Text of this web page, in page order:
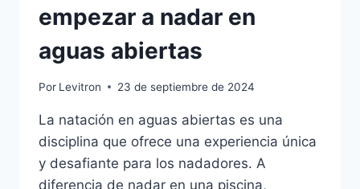
empezar a nadar en
aguas abiertas
Por Levitron 23 de septiembre de 2024
La natación en aguas abiertas es una
disciplina que ofrece una experiencia única
y desafiante para los nadadores. A
diferencia de nadar en una piscina,